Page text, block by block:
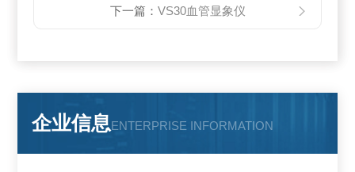
下一篇： VS30血管显象仪
企业信息ENTERPRISE INFORMATION